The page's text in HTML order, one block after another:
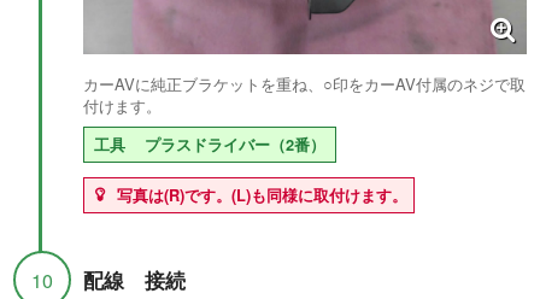
カーAVに純正ブラケットを重ね、○印をカーAV付属のネジで取
付けます。
工具
プラスドライバー（2番）
写真は(R)です。(L)も同様に取付けます。
10 配線 接続